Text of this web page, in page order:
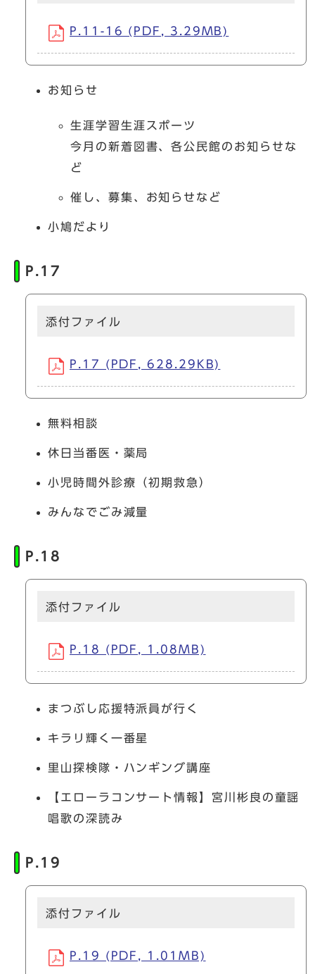
P.11-16 (PDF, 3.29MB)
お知らせ
生涯学習生涯スポーツ
今月の新着図書、各公民館のお知らせな
ど
催し、募集、お知らせなど
小鳩だより
P.17
添付ファイル
P.17 (PDF, 628.29KB)
無料相談
休日当番医・薬局
小児時間外診療（初期救急）
みんなでごみ減量
P.18
添付ファイル
P.18 (PDF, 1.08MB)
まつぶし応援特派員が行く
キラリ輝く一番星
里山探検隊・ハンギング講座
【エローラコンサート情報】宮川彬良の童謡
唱歌の深読み
P.19
添付ファイル
P.19 (PDF, 1.01MB)